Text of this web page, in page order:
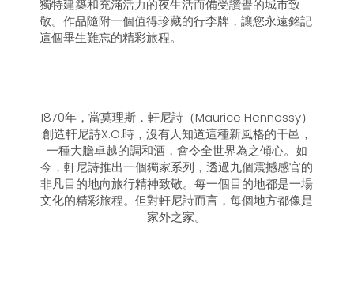
獨特建築和充滿活力的夜生活而備受讚譽的城市致
敬。作品隨附一個值得珍藏的行李牌，讓您永遠銘記
這個畢生難忘的精彩旅程。
1870年，當莫理斯．軒尼詩（Maurice Hennessy）
創造軒尼詩X.O.時，沒有人知道這種新風格的干邑，
一種大膽卓越的調和酒，會令全世界為之傾心。如
今，軒尼詩推出一個獨家系列，透過九個震撼感官的
非凡目的地向旅行精神致敬。每一個目的地都是一場
文化的精彩旅程。但對軒尼詩而言，每個地方都像是
家外之家。